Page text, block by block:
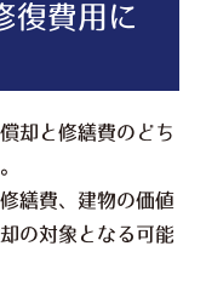
復費用に
却と修繕費のどち
繕費、建物の価値
の対象となる可能